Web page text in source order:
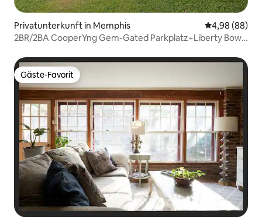
Privatunterkunft in Memphis
4,98 (88)
2BR/2BA CooperYng Gem-Gated Parkplatz+Liberty Bowl-
Gäste-Favorit
Gäste-Favorit